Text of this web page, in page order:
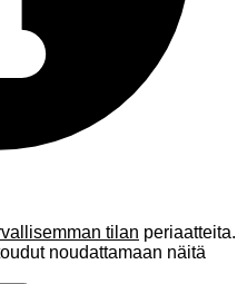
tilan periaatteita.
noudattamaan näitä